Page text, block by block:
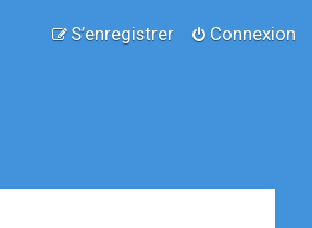
Connexion
S’enregistrer